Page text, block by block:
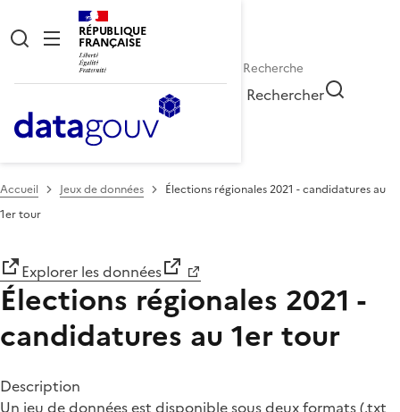
RÉPUBLIQUE
FRANÇAISE
Rechercher
Accueil Jeux de données
Élections régionales 2021 - candidatures au
1er tour
Explorer les données
Élections régionales 2021 -
candidatures au 1er tour
Description
Un jeu de données est disponible sous deux formats (.txt